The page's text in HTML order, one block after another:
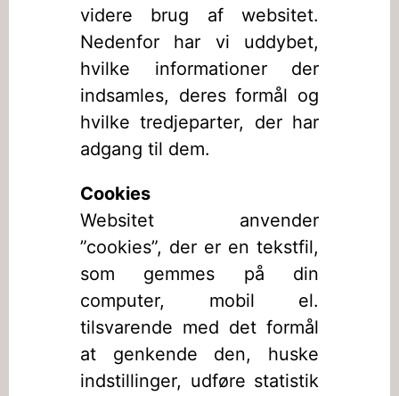
videre brug af websitet.
Nedenfor har vi uddybet,
hvilke informationer der
indsamles, deres formål og
hvilke tredjeparter, der har
adgang til dem.
Cookies
Websitet anvender
”cookies”, der er en tekstfil,
som gemmes på din
computer, mobil el.
tilsvarende med det formål
at genkende den, huske
indstillinger, udføre statistik